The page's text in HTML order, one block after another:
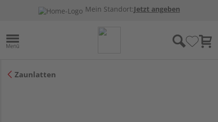
Mein Standort:Jetzt angeben
Zaunlatten